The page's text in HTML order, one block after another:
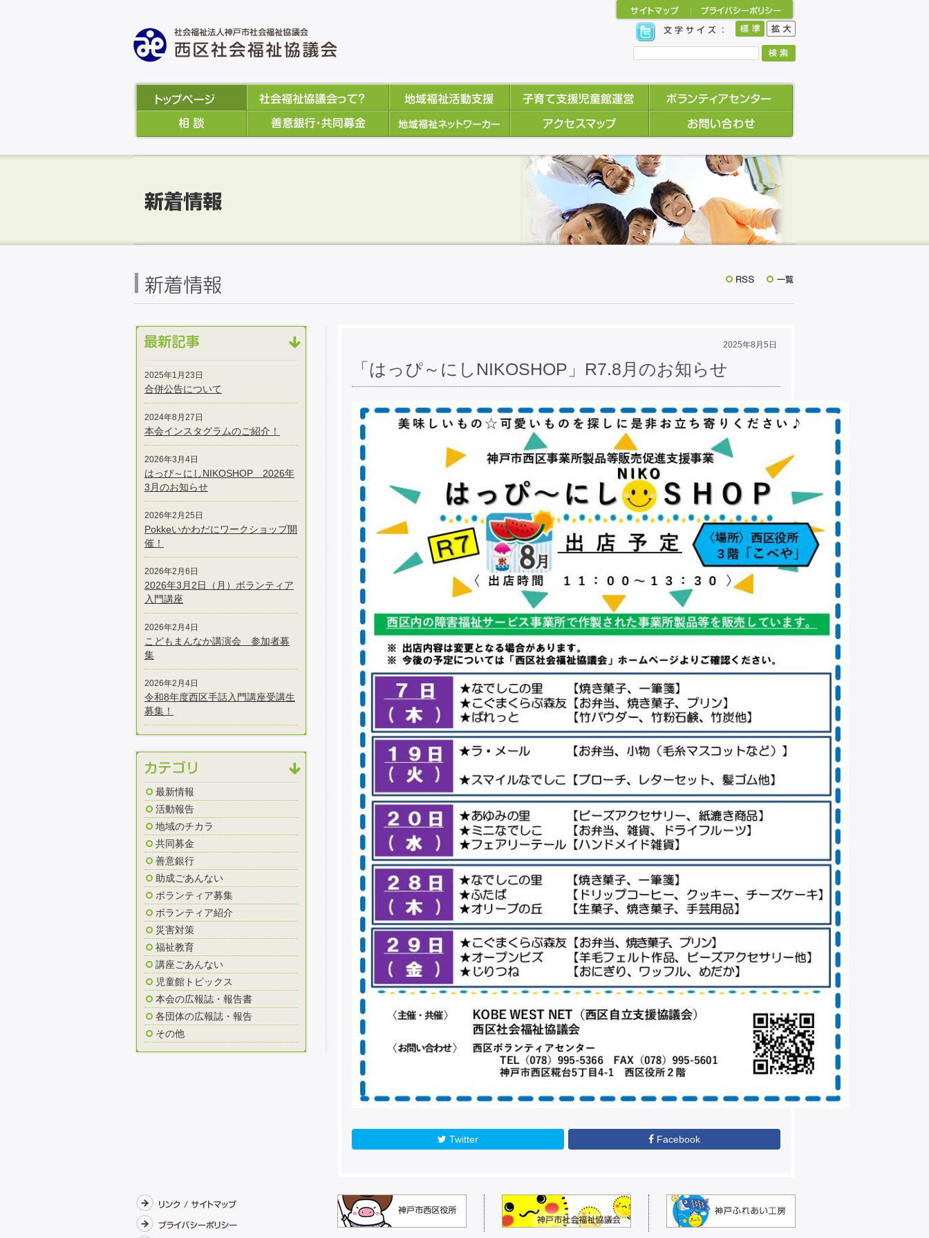
2025年1月23日
合併公告について
2024年8月27日
本会インスタグラムのご紹介！
2026年3月4日
はっぴ～にしNIKOSHOP 2026年
3月のお知らせ
2026年2月25日
Pokkeいかわだにワークショップ開
催！
2026年2月6日
2026年3月2日（月）ボランティア
入門講座
2026年2月4日
こどもまんなか講演会 参加者募
集
2026年2月4日
令和8年度西区手話入門講座受講生
募集！
最新情報
活動報告
地域のチカラ
共同募金
善意銀行
助成ごあんない
ボランティア募集
ボランティア紹介
災害対策
福祉教育
講座ごあんない
児童館トピックス
本会の広報誌・報告書
各団体の広報誌・報告
その他
2025年8月5日
「はっぴ～にしNIKOSHOP」R7.8月のお知らせ
Twitter Facebook